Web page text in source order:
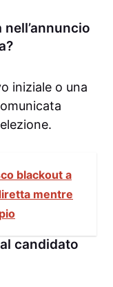
nell’annuncio
iniziale o una
blackout a
mentre
candidato